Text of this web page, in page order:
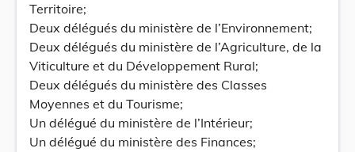
Territoire;
Deux délégués du ministère de l’Environnement;
Deux délégués du ministère de l’Agriculture, de la
Viticulture et du Développement Rural;
Deux délégués du ministère des Classes
Moyennes et du Tourisme;
Un délégué du ministère de l’Intérieur;
Un délégué du ministère des Finances;